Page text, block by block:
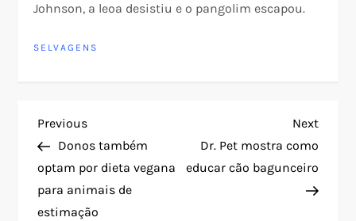
Johnson, a leoa desistiu e o pangolim escapou.
SELVAGENS
N
a
v
Previous
Post
Previous
Donos também
optam por dieta vegana
para animais de
estimação
Next
Post
Next
Dr. Pet mostra como
educar cão bagunceiro